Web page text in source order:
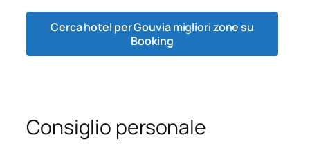
Cerca hotel per Gouvia migliori zone su
Booking
Consiglio personale